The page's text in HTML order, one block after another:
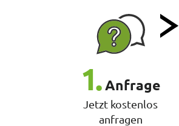
1.Anfrage
Jetzt kostenlos
anfragen